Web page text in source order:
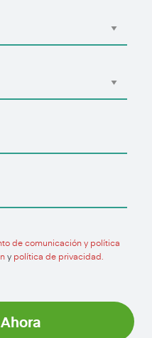
de comunicación y política
y política de privacidad.